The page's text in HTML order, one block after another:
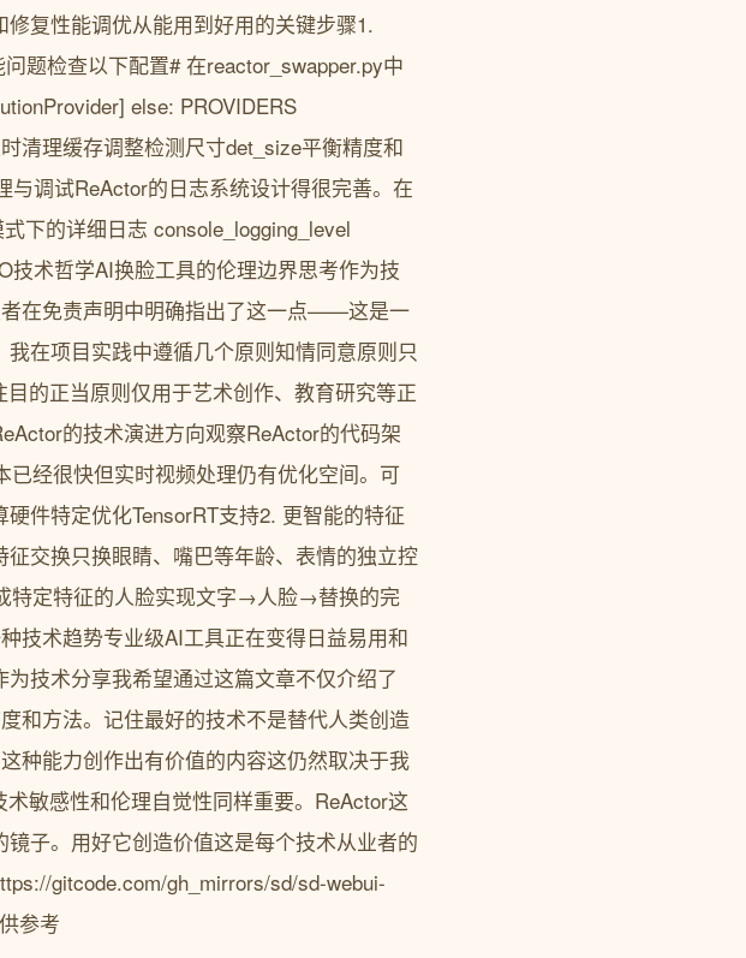
复性能调优从能用到好用的关键步骤1.
题检查以下配置# 在reactor_swapper.py中
else: PROVIDERS
清理缓存调整检测尺寸det_size平衡精度和
调试ReActor的日志系统设计得很完善。在
下的详细日志 console_logging_level
技术哲学AI换脸工具的伦理边界思考作为技
在免责声明中明确指出了这一点——这是一
在项目实践中遵循几个原则知情同意原则只
的正当原则仅用于艺术创作、教育研究等正
的技术演进方向观察ReActor的代码架
经很快但实时视频处理仍有优化空间。可
件特定优化TensorRT支持2. 更智能的特征
交换只换眼睛、嘴巴等年龄、表情的独立控
特定特征的人脸实现文字→人脸→替换的完
技术趋势专业级AI工具正在变得日益易用和
技术分享我希望通过这篇文章不仅介绍了
和方法。记住最好的技术不是替代人类创造
种能力创作出有价值的内容这仍然取决于我
敏感性和伦理自觉性同样重要。ReActor这
子。用好它创造价值这是每个技术从业者的
gitcode.com/gh_mirrors/sd/sd-webui-
参考